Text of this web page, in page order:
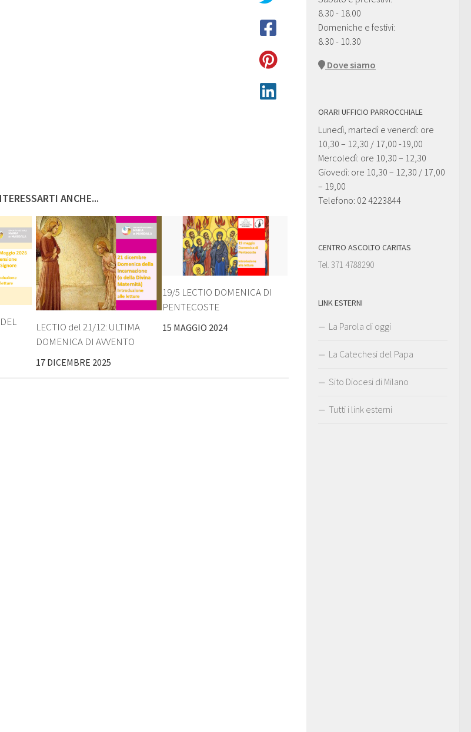
ANCHE...
LECTIO del 21/12: ULTIMA
DOMENICA DI AVVENTO
17 DICEMBRE 2025
19/5 LECTIO DOMENICA DI
PENTECOSTE
15 MAGGIO 2024
8.30 - 18.00
Domeniche e festivi:
8.30 - 10.30
Dove siamo
ORARI UFFICIO PARROCCHIALE
Lunedì, martedì e venerdì: ore
10,30 – 12,30 / 17,00 -19,00
Mercoledì: ore 10,30 – 12,30
Giovedì: ore 10,30 – 12,30 / 17,00
– 19,00
Telefono: 02 4223844
CENTRO ASCOLTO CARITAS
Tel. 371 4788290
LINK ESTERNI
La Parola di oggi
La Catechesi del Papa
Sito Diocesi di Milano
Tutti i link esterni